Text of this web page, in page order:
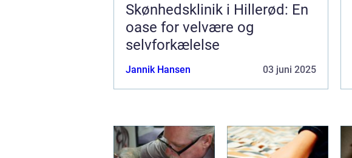
Skønhedsklinik i Hillerød: En
oase for velvære og
selvforkælelse
Jannik Hansen 03 juni 2025